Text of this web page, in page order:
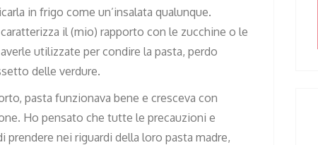
in frigo come un’insalata qualunque.
il (mio) rapporto con le zucchine o le
utilizzate per condire la pasta, perdo
delle verdure.
pasta funzionava bene e cresceva con
Ho pensato che tutte le precauzioni e
nei riguardi della loro pasta madre,